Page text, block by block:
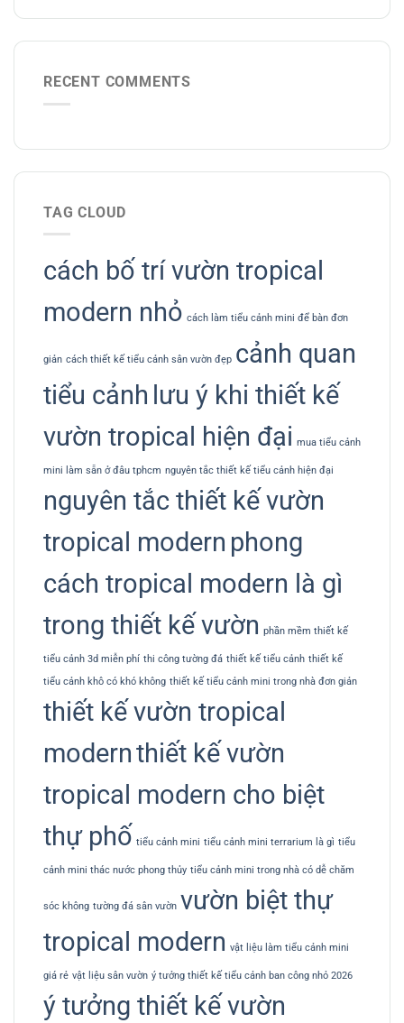
RECENT COMMENTS
TAG CLOUD
cách bố trí vườn tropical
modern nhỏ cách làm tiểu cảnh mini để bàn đơn
giản cách thiết kế tiểu cảnh sân vườn đẹp cảnh quan
tiểu cảnh lưu ý khi thiết kế
vườn tropical hiện đại mua tiểu cảnh
mini làm sẵn ở đâu tphcm nguyên tắc thiết kế tiểu cảnh hiện đại
nguyên tắc thiết kế vườn
tropical modern phong
cách tropical modern là gì
trong thiết kế vườn phần mềm thiết kế
tiểu cảnh 3d miễn phí thi công tường đá thiết kế tiểu cảnh thiết kế
tiểu cảnh khô có khó không thiết kế tiểu cảnh mini trong nhà đơn giản
thiết kế vườn tropical
modernthiết kế vườn
tropical modern cho biệt
thự phố tiểu cảnh mini tiểu cảnh mini terrarium là gì tiểu
cảnh mini thác nước phong thủy tiểu cảnh mini trong nhà có dễ chăm
sóc không tường đá sân vườn vườn biệt thự
tropical modern vật liệu làm tiểu cảnh mini
giá rẻ vật liệu sân vườn ý tưởng thiết kế tiểu cảnh ban công nhỏ 2026
ý tưởng thiết kế vườn